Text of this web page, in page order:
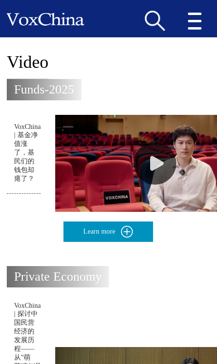
Video
Funds-2025
VoxChina
| 基金净
值涨
了，基
民们的
钱包却
瘪了？
Learn more
Private Economy
VoxChina
| 探讨中
国民营
经济的
发展历
程——
从“萌